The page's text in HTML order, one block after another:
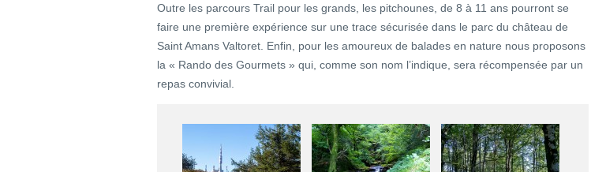
Outre les parcours Trail pour les grands, les pitchounes, de 8 à 11 ans pourront se
faire une première expérience sur une trace sécurisée dans le parc du château de
Saint Amans Valtoret. Enfin, pour les amoureux de balades en nature nous proposons
la « Rando des Gourmets » qui, comme son nom l’indique, sera récompensée par un
repas convivial.